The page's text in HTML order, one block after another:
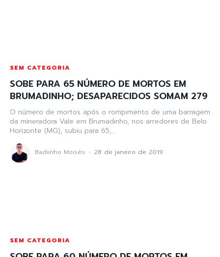
SEM CATEGORIA
SOBE PARA 65 NÚMERO DE MORTOS EM
BRUMADINHO; DESAPARECIDOS SOMAM 279
O número de mortos após o rompimento de uma barragem
da mineradora Vale em Brumadinho, nos arredores de Belo
Horizonte (MG), subiu para 65,...
Badiinho Moisés - 28 de janeiro de 2019
SEM CATEGORIA